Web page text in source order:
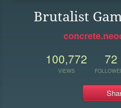
Brutalist
100,772
VIEWS
72